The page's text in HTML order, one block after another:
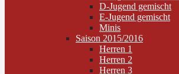
D-Jugend gemischt
E-Jugend gemischt
Minis
Saison 2015/2016
Herren 1
Herren 2
Herren 3